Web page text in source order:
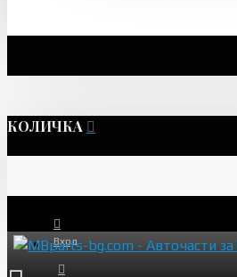
КОЛИЧКА
Вход